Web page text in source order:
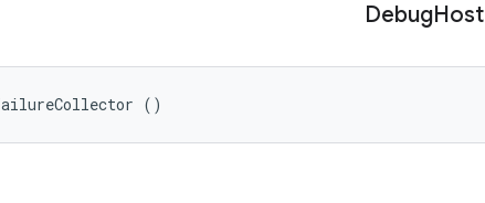
DebugHost
()